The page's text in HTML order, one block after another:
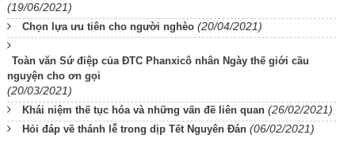
(19/06/2021)
Chọn lựa ưu tiên cho người nghèo (20/04/2021)
Toàn văn Sứ điệp của ĐTC Phanxicô nhân Ngày thế giới cầu
nguyện cho ơn gọi
(20/03/2021)
Khái niệm thế tục hóa và những vấn đề liên quan (26/02/2021)
Hỏi đáp về thánh lễ trong dịp Tết Nguyên Đán (06/02/2021)